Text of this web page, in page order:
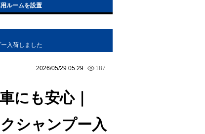
ルームを設置
入荷しました
2026/05/29 05:29 187
にも安心｜
シャンプー入